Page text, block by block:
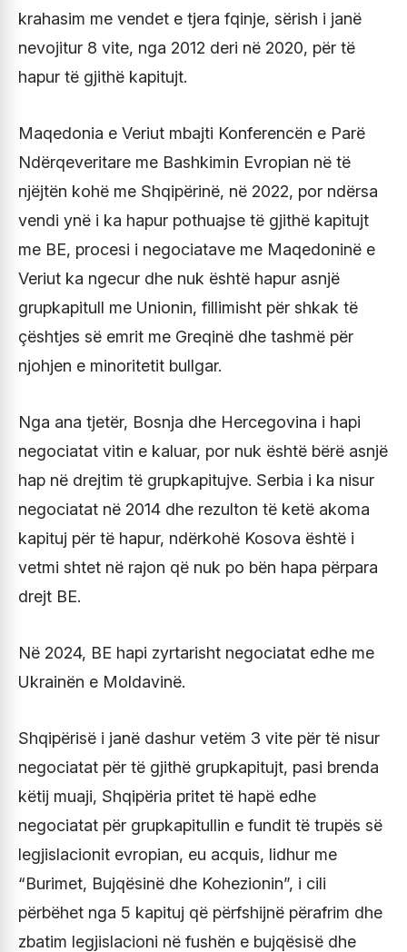
krahasim me vendet e tjera fqinje, sërish i janë
nevojitur 8 vite, nga 2012 deri në 2020, për të
hapur të gjithë kapitujt.
Maqedonia e Veriut mbajti Konferencën e Parë
Ndërqeveritare me Bashkimin Evropian në të
njëjtën kohë me Shqipërinë, në 2022, por ndërsa
vendi ynë i ka hapur pothuajse të gjithë kapitujt
me BE, procesi i negociatave me Maqedoninë e
Veriut ka ngecur dhe nuk është hapur asnjë
grupkapitull me Unionin, fillimisht për shkak të
çështjes së emrit me Greqinë dhe tashmë për
njohjen e minoritetit bullgar.
Nga ana tjetër, Bosnja dhe Hercegovina i hapi
negociatat vitin e kaluar, por nuk është bërë asnjë
hap në drejtim të grupkapitujve. Serbia i ka nisur
negociatat në 2014 dhe rezulton të ketë akoma
kapituj për të hapur, ndërkohë Kosova është i
vetmi shtet në rajon që nuk po bën hapa përpara
drejt BE.
Në 2024, BE hapi zyrtarisht negociatat edhe me
Ukrainën e Moldavinë.
Shqipërisë i janë dashur vetëm 3 vite për të nisur
negociatat për të gjithë grupkapitujt, pasi brenda
këtij muaji, Shqipëria pritet të hapë edhe
negociatat për grupkapitullin e fundit të trupës së
legjislacionit evropian, eu acquis, lidhur me
“Burimet, Bujqësinë dhe Kohezionin”, i cili
përbëhet nga 5 kapituj që përfshijnë përafrim dhe
zbatim legjislacioni në fushën e bujqësisë dhe